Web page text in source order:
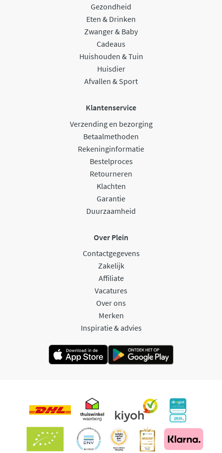
Gezondheid
Eten & Drinken
Zwanger & Baby
Cadeaus
Huishouden & Tuin
Huisdier
Afvallen & Sport
Klantenservice
Verzending en bezorging
Betaalmethoden
Rekeninginformatie
Bestelproces
Retourneren
Klachten
Garantie
Duurzaamheid
Over Plein
Contactgegevens
Zakelijk
Affiliate
Vacatures
Over ons
Merken
Inspiratie & advies